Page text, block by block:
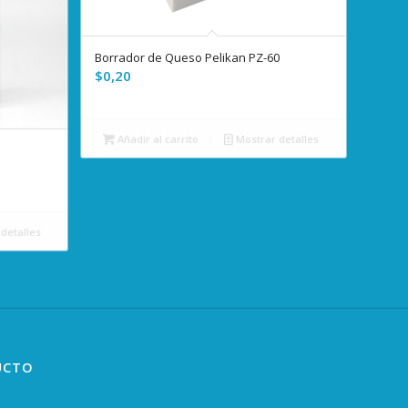
5.00
Borrador de Queso Pelikan PZ-60
$0,20
Añadir al carrito Mostrar detalles